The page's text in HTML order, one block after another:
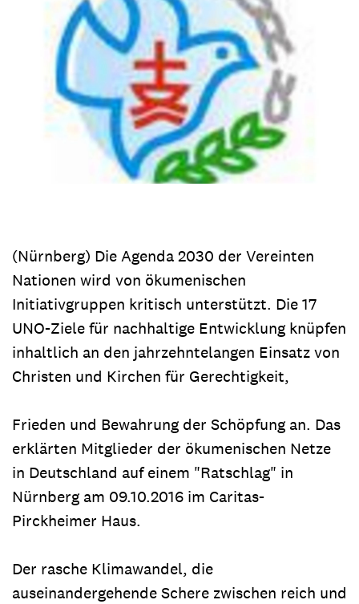
(Nürnberg) Die Agenda 2030 der Vereinten
Nationen wird von ökumenischen
Initiativgruppen kritisch unterstützt. Die 17
UNO-Ziele für nachhaltige Entwicklung knüpfen
inhaltlich an den jahrzehntelangen Einsatz von
Christen und Kirchen für Gerechtigkeit,
Frieden und Bewahrung der Schöpfung an. Das
erklärten Mitglieder der ökumenischen Netze
in Deutschland auf einem "Ratschlag" in
Nürnberg am 09.10.2016 im Caritas-
Pirckheimer Haus.
Der rasche Klimawandel, die
auseinandergehende Schere zwischen reich und